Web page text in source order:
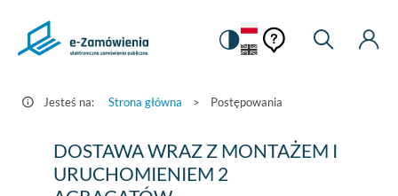
Postępowania
Zamówienia.gov.pl
Zmiana
na
kontrastową
Pomoc
kontekstowa
Pomoc
Moje
Jesteś na: Strona główna > Postępowania
DOSTAWA
WRAZ
DOSTAWA WRAZ Z MONTAŻEM I
URUCHOMIENIEM 2